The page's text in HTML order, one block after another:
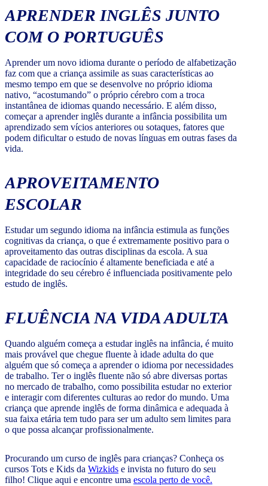
APRENDER INGLÊS JUNTO
COM O PORTUGUÊS
Aprender um novo idioma durante o período de alfabetização
faz com que a criança assimile as suas características ao
mesmo tempo em que se desenvolve no próprio idioma
nativo, “acostumando” o próprio cérebro com a troca
instantânea de idiomas quando necessário. E além disso,
começar a aprender inglês durante a infância possibilita um
aprendizado sem vícios anteriores ou sotaques, fatores que
podem dificultar o estudo de novas línguas em outras fases da
vida.
APROVEITAMENTO
ESCOLAR
Estudar um segundo idioma na infância estimula as funções
cognitivas da criança, o que é extremamente positivo para o
aproveitamento das outras disciplinas da escola. A sua
capacidade de raciocínio é altamente beneficiada e até a
integridade do seu cérebro é influenciada positivamente pelo
estudo de inglês.
FLUÊNCIA NA VIDA ADULTA
Quando alguém começa a estudar inglês na infância, é muito
mais provável que chegue fluente à idade adulta do que
alguém que só começa a aprender o idioma por necessidades
de trabalho. Ter o inglês fluente não só abre diversas portas
no mercado de trabalho, como possibilita estudar no exterior
e interagir com diferentes culturas ao redor do mundo. Uma
criança que aprende inglês de forma dinâmica e adequada à
sua faixa etária tem tudo para ser um adulto sem limites para
o que possa alcançar profissionalmente.
Procurando um curso de inglês para crianças? Conheça os
cursos Tots e Kids da Wizkids e invista no futuro do seu
filho! Clique aqui e encontre uma escola perto de você.